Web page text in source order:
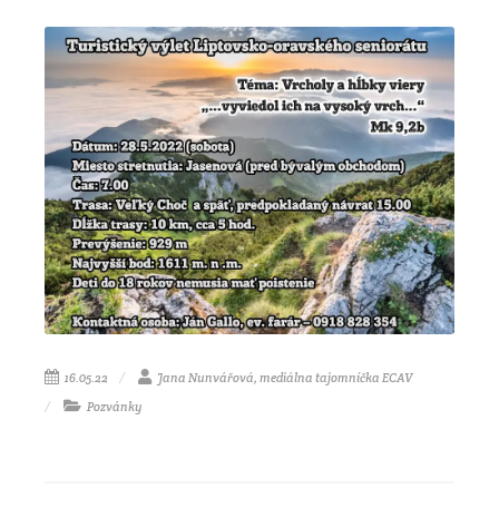
16.05.22
Jana Nunvářová, mediálna tajomníčka ECAV
Pozvánky